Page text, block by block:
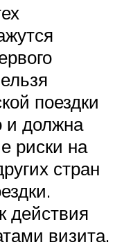
поездки
и должна
риски на
стран
действия
визита.